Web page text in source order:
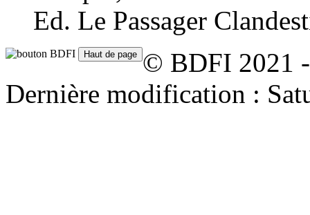
Ed. Le Passager
© BDFI 2021
Dernière modification :